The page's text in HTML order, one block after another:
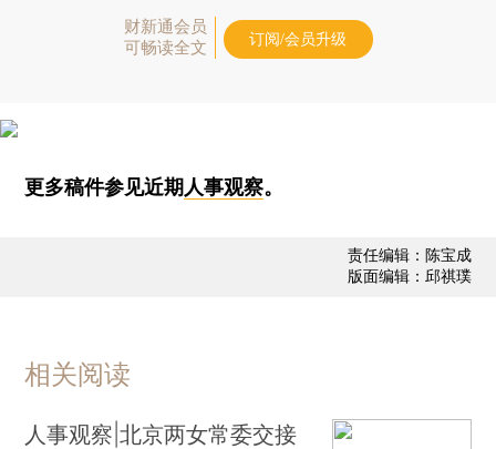
财新通会员
可畅读全文
订阅/会员升级
更多稿件参见近期 人事观察。
责任编辑：陈宝成
版面编辑：邱祺璞
相关阅读
人事观察|北京两女常委交接